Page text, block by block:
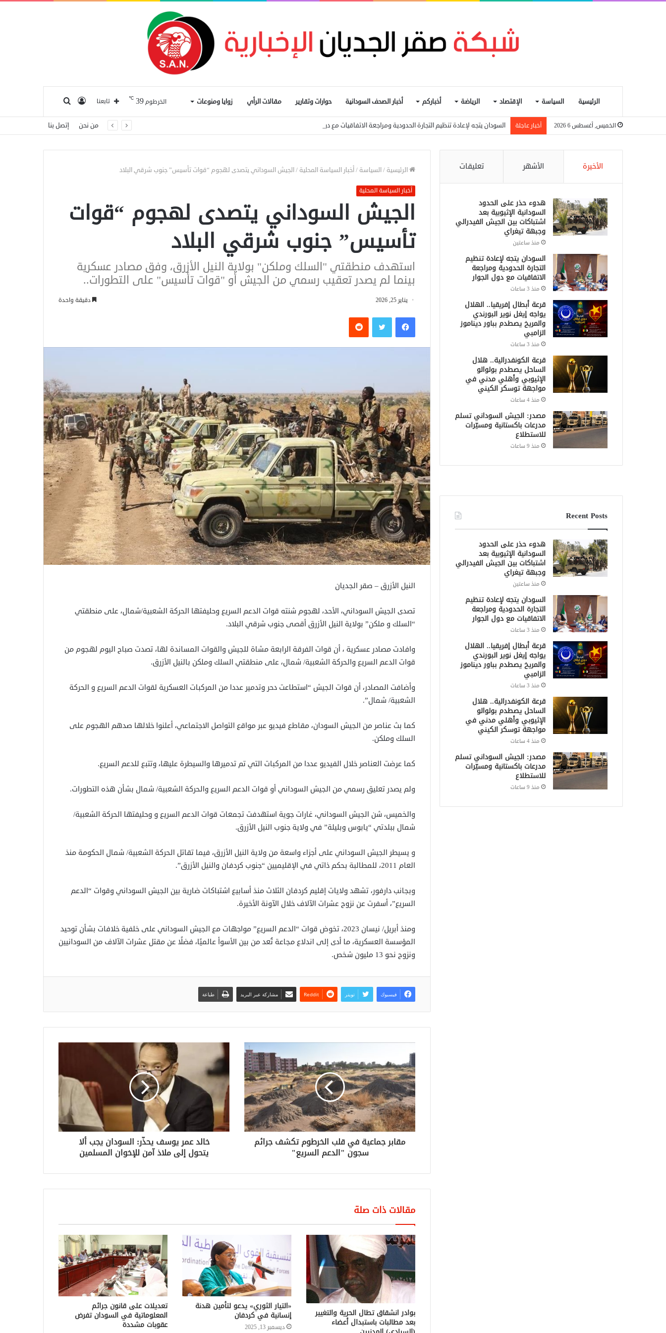
الرئيسية السياسة الإقتصاد الرياضة أخباركم أخبار الصحف السودانية حوارات وتقارير مقالات الرأي زوايا ومنوعات بحث
عن
تسجيل
الدخول
تابعنا الخرطوم39
℃
الخميس, أغسطس 6 2026 أخبار عاجلة السودان يتجه لإعادة تنظيم التجارة الحدودية ومراجعة الاتفاقيات مع دول الجوار من نحن إتصل بنا
الرئيسية /السياسة /أخبار السياسة المحلية /الجيش السوداني يتصدى لهجوم “قوات تأسيس” جنوب شرقي البلاد
أخبار السياسة المحلية
الجيش السوداني يتصدى لهجوم “قوات
تأسيس” جنوب شرقي البلاد
استهدف منطقتي "السلك وملكن" بولاية النيل الأزرق، وفق مصادر عسكرية
بينما لم يصدر تعقيب رسمي من الجيش أو "قوات تأسيس" على التطورات..
يناير 25, 2026 دقيقة واحدة
فيسبوكتويتر
النيل الأزرق – صقر الجديان
تصدى الجيش السوداني، الأحد، لهجوم شنته قوات الدعم السريع وحليفتها الحركة الشعبية/شمال، على منطقتي
“السلك و ملكن” بولاية النيل الأزرق أقصى جنوب شرقي البلاد.
وافادت مصادر عسكرية ، أن قوات الفرقة الرابعة مشاة للجيش والقوات المساندة لها، تصدت صباح اليوم لهجوم من
قوات الدعم السريع والحركة الشعبية/ شمال، على منطقتي السلك وملكن بالنيل الأزرق.
وأضافت المصادر، أن قوات الجيش “استطاعت دحر وتدمير عددا من المركبات العسكرية لقوات الدعم السريع و الحركة
الشعبية/ شمال”.
كما بث عناصر من الجيش السودان، مقاطع فيديو عبر مواقع التواصل الاجتماعي، أعلنوا خلالها صدهم الهجوم على
السلك وملكن.
كما عرضت العناصر خلال الفيديو عددا من المركبات التي تم تدميرها والسيطرة عليها، وتتبع للدعم السريع.
ولم يصدر تعليق رسمي من الجيش السوداني أو قوات الدعم السريع والحركة الشعبية/ شمال بشأن هذه التطورات.
والخميس، شن الجيش السوداني، غارات جوية استهدفت تجمعات قوات الدعم السريع و وحليفتها الحركة الشعبية/
شمال ببلدتي “يابوس وبليلة” في ولاية جنوب النيل الأزرق.
و يسيطر الجيش السوداني على أجزاء واسعة من ولاية النيل الأزرق، فيما تقاتل الحركة الشعبية/ شمال الحكومة منذ
العام 2011، للمطالبة بحكم ذاتي في الإقليميين “جنوب كردفان والنيل الأزرق”.
وبجانب دارفور، تشهد ولايات إقليم كردفان الثلاث منذ أسابيع اشتباكات ضارية بين الجيش السوداني وقوات “الدعم
السريع”، أسفرت عن نزوح عشرات الآلاف خلال الآونة الأخيرة.
ومنذ أبريل/ نيسان 2023، تخوض قوات “الدعم السريع” مواجهات مع الجيش السوداني على خلفية خلافات بشأن توحيد
المؤسسة العسكرية، ما أدى إلى اندلاع مجاعة تُعد من بين الأسوأ عالميًا، فضلًا عن مقتل عشرات الآلاف من السودانيين
ونزوح نحو 13 مليون شخص.
فيسبوك تويتر مشاركة عبر البريد طباعة
مقابر جماعية في قلب الخرطوم تكشف جرائم
سجون "الدعم السريع"
خالد عمر يوسف يحذّر: السودان يجب ألا
يتحول إلى ملاذ آمن للإخوان المسلمين
مقالات ذات صلة
بوادر انشقاق تطال الحرية والتغيير
بعد مطالبات باستبدال أعضاء
«التيار الثوري» يدعو لتأمين هدنة
إنسانية في كردفان
ديسمبر 13, 2025
تعديلات على قانون جرائم
المعلوماتية في السودان تفرض
عقوبات مشددة
الأخيرة الأشهر تعليقات
هدوء حذر على الحدود
السودانية الإثيوبية بعد
اشتباكات بين الجيش الفيدرالي
وجبهة تيغراي
منذ ساعتين
السودان يتجه لإعادة تنظيم
التجارة الحدودية ومراجعة
الاتفاقيات مع دول الجوار
منذ 3 ساعات
قرعة أبطال إفريقيا.. الهلال
يواجه إيغل نوير البورندي
والمريخ يصطدم بباور ديناموز
الزامبي
منذ 3 ساعات
قرعة الكونفدرالية.. هلال
الساحل يصطدم بولوالو
الإثيوبي وأهلي مدني في
مواجهة توسكر الكيني
منذ 4 ساعات
مصدر: الجيش السوداني تسلم
مدرعات باكستانية ومسيّرات
للاستطلاع
منذ 9 ساعات
Recent Posts
هدوء حذر على الحدود
السودانية الإثيوبية بعد
اشتباكات بين الجيش الفيدرالي
وجبهة تيغراي
منذ ساعتين
السودان يتجه لإعادة تنظيم
التجارة الحدودية ومراجعة
الاتفاقيات مع دول الجوار
منذ 3 ساعات
قرعة أبطال إفريقيا.. الهلال
يواجه إيغل نوير البورندي
والمريخ يصطدم بباور ديناموز
الزامبي
منذ 3 ساعات
قرعة الكونفدرالية.. هلال
الساحل يصطدم بولوالو
الإثيوبي وأهلي مدني في
مواجهة توسكر الكيني
منذ 4 ساعات
مصدر: الجيش السوداني تسلم
مدرعات باكستانية ومسيّرات
للاستطلاع
منذ 9 ساعات